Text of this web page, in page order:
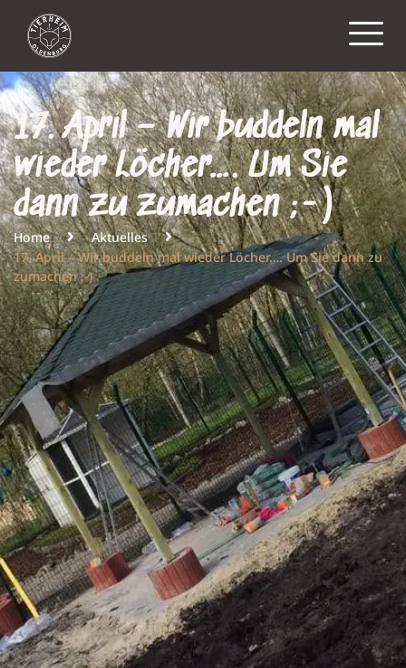
17. April – Wir buddeln mal
wieder Löcher…. Um Sie
dann zu zumachen ;-)
Home
Aktuelles
17. April – Wir buddeln mal wieder Löcher…. Um Sie dann zu
zumachen ;-)